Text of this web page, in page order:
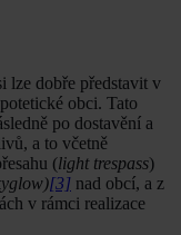
lze dobře představit v
obci. Tato
po dostavění a
a to včetně
(light trespass)
[3] nad obcí, a z
v rámci realizace